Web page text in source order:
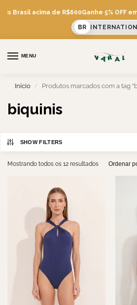
Brasil acima de R$600Ganhe 5% OFF
BR
MENU
Início / Produtos marcados com a tag
biquinis
SHOW FILTERS
Mostrando todos os 12 resultados